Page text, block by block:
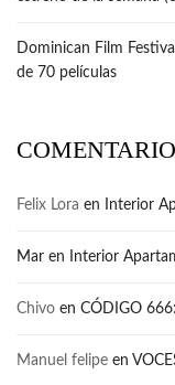
Dominican Film
de 70 películas
Felix Lora en Interior
Mar en Interior
Chivo en CÓDIGO
Manuel felipe en